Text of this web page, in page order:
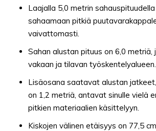
Laajalla 5,0 metrin
sahaamaan pitkiä
vaivattomasti.
Sahan alustan pituus on 6,0 metriä,
vakaan ja tilavan työskentelyalueen.
Lisäosana saatavat alustan
on 1,2 metriä, antavat sinulle vielä
pitkien materiaalien käsittelyyn.
Kiskojen välinen etäisyys on 77,5